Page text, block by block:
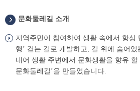
문화둘레길 소개
지역주민이 참여하여 생활 속에서 항상
행’ 걷는 길로 개발하고, 길 위에 숨어
내어 생활 주변에서 문화생활을 향유 할
문화둘레길’을 만들었습니다.